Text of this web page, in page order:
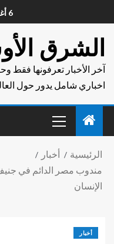
6 أغسطس، 2026
الشرق
آخر الأخبار تعرفونها فقط
اخباري شامل يدور حول
الرئيسية
أخبار
مندوب مصر الدائم في
الإنسان
أخبار